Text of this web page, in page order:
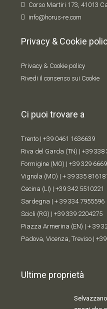
Corso Martiri 173, 41013
info@horus-re.com
Privacy & Cookie
Privacy & Cookie policy
Rivedi il consenso sui Cookie
Ci puoi trovare a
Trento | +39 0461 1636639
Riva del Garda (TN) | +39 338
Formigine (MO) | +39 329
Vignola (MO) | + 39 335
Cecina (LI) | +39 342 5510221
Sardegna | + 39 334 7955596
Scicli (RG) | +39 339 2204275
Piazza Armerina (EN) | + 39
Padova, Vicenza, Treviso |
Ultime proprietà